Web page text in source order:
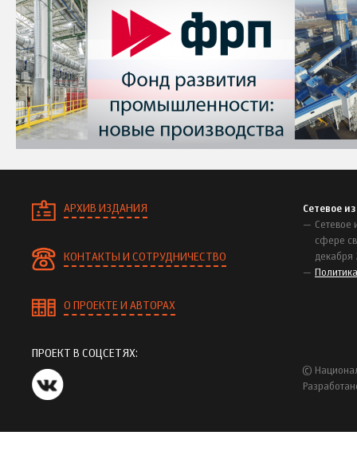
АРХИВ ИЗДАНИЯ
КОНТАКТЫ И СОТРУДНИЧЕСТВО
О ПРОЕКТЕ И АВТОРАХ
Сетевое
Сетевое
сфере
декабря
ПРОЕКТ В СОЦСЕТЯХ:
©